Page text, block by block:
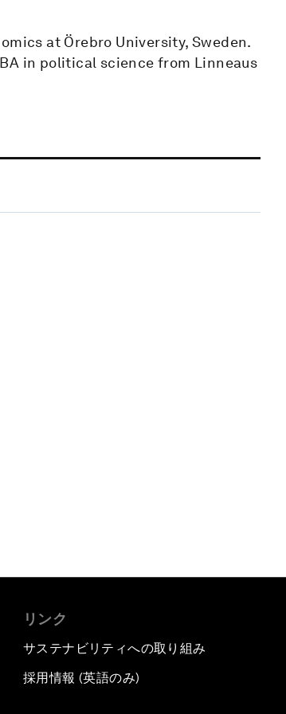
at Örebro University, Sweden.
in political science from Linneaus
リンク
サステナビリティへの取り組み
採用情報 (英語のみ)